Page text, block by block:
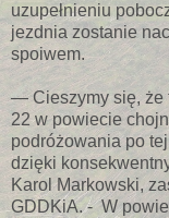
uzupełnieniu
jezdnia zostanie
spoiwem.
— Cieszymy się, że
22 w powiecie
podróżowania po
dzięki
Karol Markowski,
GDDKiA. - W